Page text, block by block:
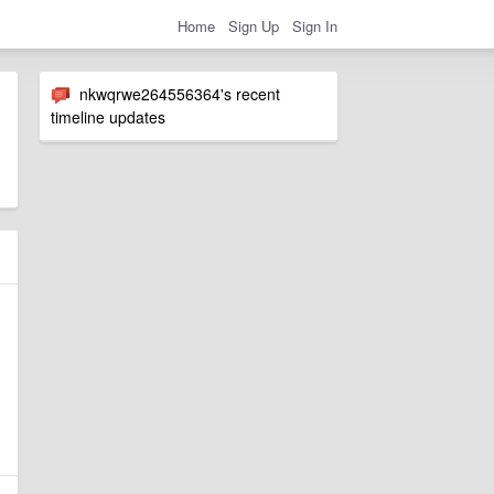
Home Sign Up Sign In
nkwqrwe264556364's recent
timeline updates